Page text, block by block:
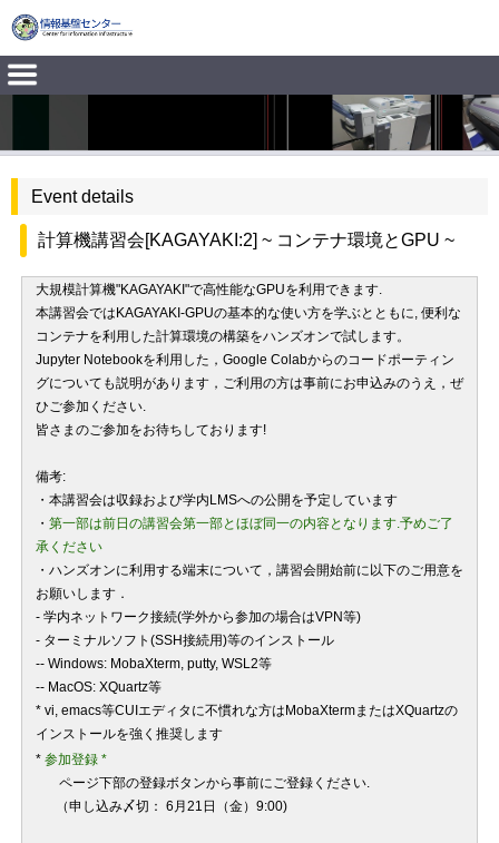
Event details
計算機講習会[KAGAYAKI:2] ~ コンテナ環境とGPU ~
大規模計算機"KAGAYAKI"で高性能なGPUを利用できます.
本講習会ではKAGAYAKI-GPUの基本的な使い方を学ぶとともに, 便利な
コンテナを利用した計算環境の構築をハンズオンで試します。
Jupyter Notebookを利用した，Google Colabからのコードポーティン
グについても説明があります，ご利用の方は事前にお申込みのうえ，ぜ
ひご参加ください.
皆さまのご参加をお待ちしております!
備考:
・本講習会は収録および学内LMSへの公開を予定しています
・ 第一部は前日の講習会第一部とほぼ同一の内容となります.予めご了
承ください
・ハンズオンに利用する端末について，講習会開始前に以下のご用意を
お願いします．
- 学内ネットワーク接続(学外から参加の場合はVPN等)
- ターミナルソフト(SSH接続用)等のインストール
-- Windows: MobaXterm, putty, WSL2等
-- MacOS: XQuartz等
* vi, emacs等CUIエディタに不慣れな方はMobaXtermまたはXQuartzの
インストールを強く推奨します
* 参加登録 *
ページ下部の登録ボタンから事前にご登録ください.
（申し込み〆切： 6 月21日（金） 9:00)